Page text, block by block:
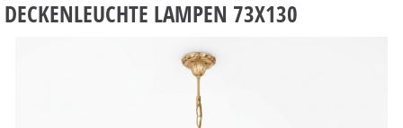
DECKENLEUCHTE LAMPEN 73X130